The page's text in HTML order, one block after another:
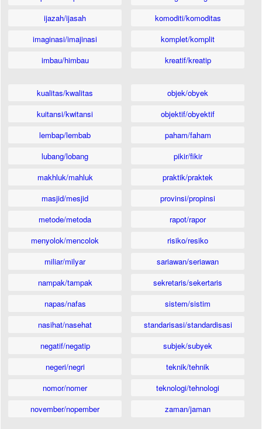
ijazah/ijasah
imaginasi/imajinasi
imbau/himbau
komoditi/komoditas
komplet/komplit
kreatif/kreatip
kualitas/kwalitas
kuitansi/kwitansi
lembap/lembab
lubang/lobang
makhluk/mahluk
masjid/mesjid
metode/metoda
menyolok/mencolok
miliar/milyar
nampak/tampak
napas/nafas
nasihat/nasehat
negatif/negatip
negeri/negri
nomor/nomer
november/nopember
objek/obyek
objektif/obyektif
paham/faham
pikir/fikir
praktik/praktek
provinsi/propinsi
rapot/rapor
risiko/resiko
sariawan/seriawan
sekretaris/sekertaris
sistem/sistim
standarisasi/standardisasi
subjek/subyek
teknik/tehnik
teknologi/tehnologi
zaman/jaman